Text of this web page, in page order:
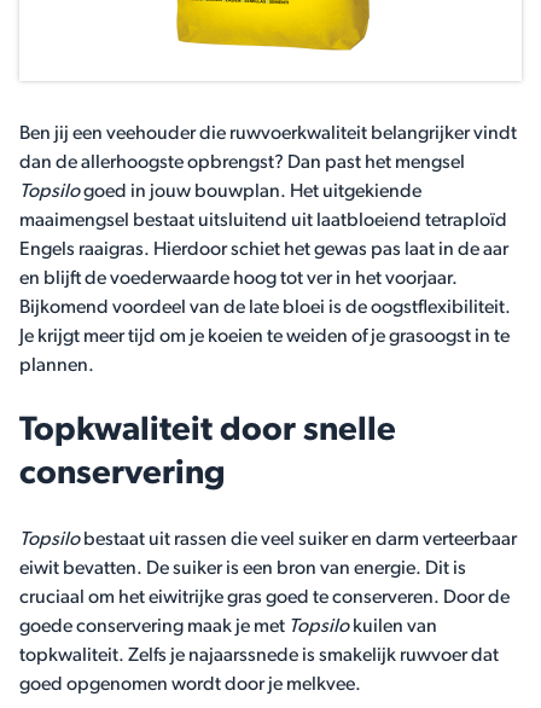
Ben jij een veehouder die ruwvoerkwaliteit belangrijker vindt
dan de allerhoogste opbrengst? Dan past het mengsel
Topsilogoed in jouw bouwplan. Het uitgekiende
maaimengsel bestaat uitsluitend uit laatbloeiend tetraploïd
Engels raaigras. Hierdoor schiet het gewas pas laat in de aar
en blijft de voederwaarde hoog tot ver in het voorjaar.
Bijkomend voordeel van de late bloei is de oogstflexibiliteit.
Je krijgt meer tijd om je koeien te weiden of je grasoogst in te
plannen.
Topkwaliteit door snelle
conservering
Topsilobestaat uit rassen die veel suiker en darm verteerbaar
eiwit bevatten. De suiker is een bron van energie. Dit is
cruciaal om het eiwitrijke gras goed te conserveren. Door de
goede conservering maak je met Topsilokuilen van
topkwaliteit. Zelfs je najaarssnede is smakelijk ruwvoer dat
goed opgenomen wordt door je melkvee.